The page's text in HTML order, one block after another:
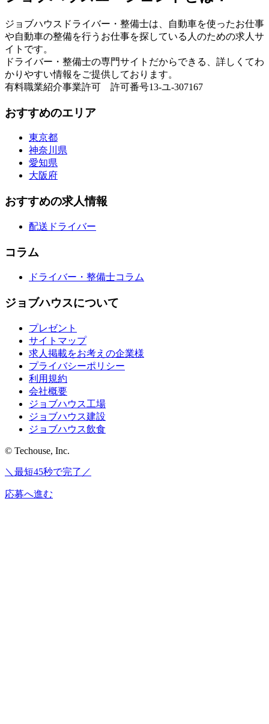
ジョブハウスドライバー・整備士は、自動車を使ったお仕事
や自動車の整備を行うお仕事を探している人のための求人サ
イトです。
ドライバー・整備士の専門サイトだからできる、詳しくてわ
かりやすい情報をご提供しております。
有料職業紹介事業許可 許可番号13-ユ-307167
おすすめのエリア
東京都
神奈川県
愛知県
大阪府
おすすめの求人情報
配送ドライバー
コラム
ドライバー・整備士コラム
ジョブハウスについて
プレゼント
サイトマップ
求人掲載をお考えの企業様
プライバシーポリシー
利用規約
会社概要
ジョブハウス工場
ジョブハウス建設
ジョブハウス飲食
© Techouse, Inc.
＼最短45秒で完了／
応募へ進む